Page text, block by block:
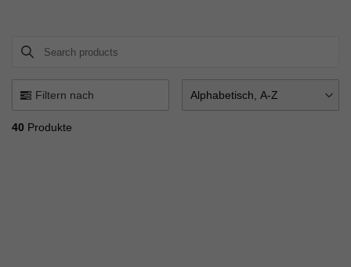
Search products
Use this input to search products in this collection.
Filtern nach
40 Produkte
Alphabetisch, A-Z